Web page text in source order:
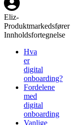
Eliz-
Produktmarkedsfører
Innholdsfortegnelse
Hva
er
digital
onboarding?
Fordelene
med
digital
onboarding
Vanlige